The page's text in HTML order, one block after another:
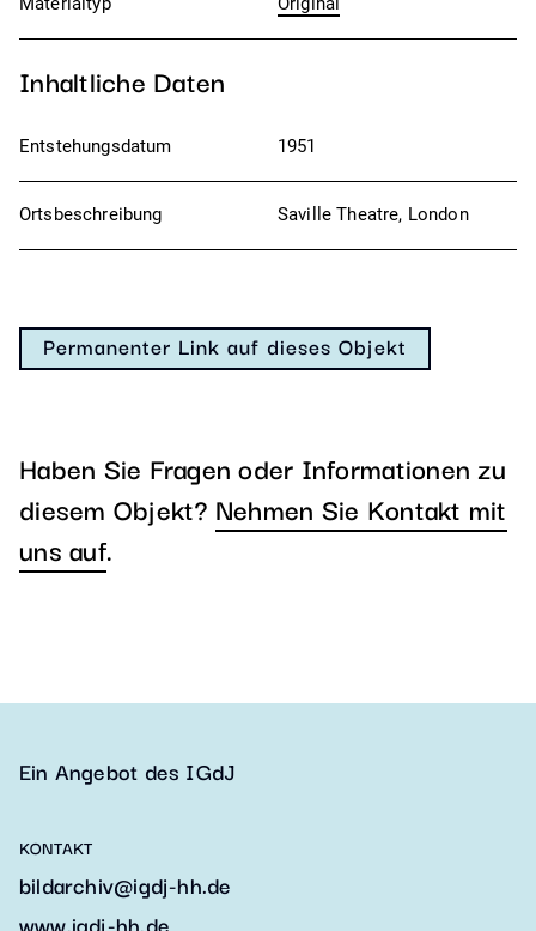
Inhaltliche Daten
Entstehungsdatum 1951
Ortsbeschreibung Saville Theatre, London
Permanenter Link auf dieses Objekt
Haben Sie Fragen oder Informationen zu
diesem Objekt? Nehmen Sie Kontakt mit
uns auf.
Ein Angebot des IGdJ
KONTAKT
bildarchiv@igdj-hh.de